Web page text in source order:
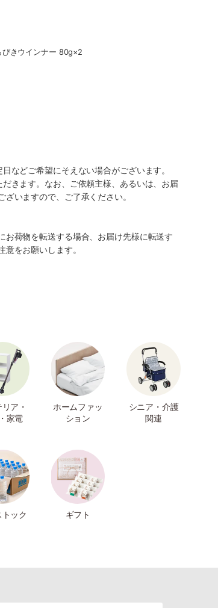
びきウインナー 80g×2
などご希望にそえない場合がございます。
きます。なお、ご依頼主様、あるいは、お届
いますので、ご了承ください。
荷物を転送する場合、お届け先様に転送す
をお願いします。
ア・
家電
ホームファッ
ション
シニア・介護
関連
ック ギフト